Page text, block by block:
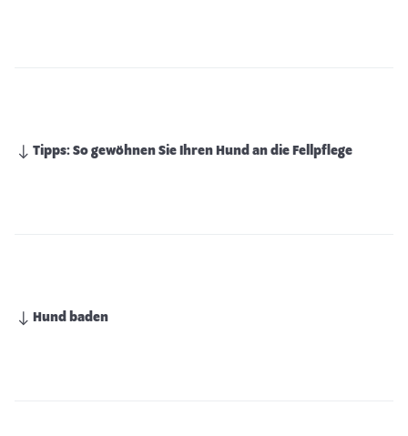
Tipps: So gewöhnen Sie Ihren Hund an die Fellpflege
Hund baden